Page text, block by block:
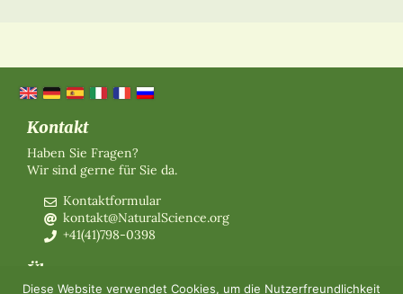
Kontakt
Haben Sie Fragen?
Wir sind gerne für Sie da.
Kontaktformular
kontakt@NaturalScience.org
+41(41)798-0398
Über uns
Diese Website verwendet Cookies, um die Nutzerfreundlichkeit